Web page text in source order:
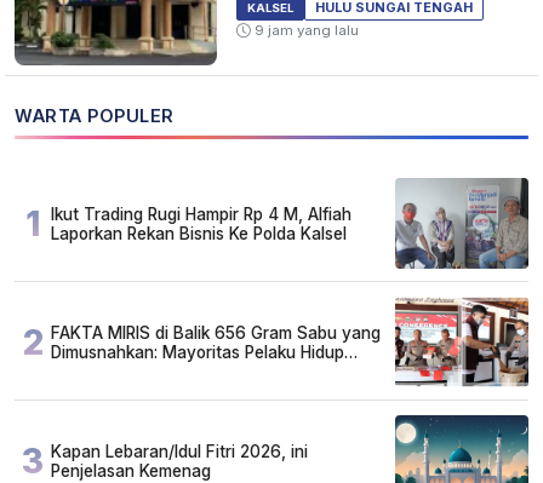
KALSEL
HULU SUNGAI TENGAH
9 jam yang lalu
WARTA POPULER
1
Ikut Trading Rugi Hampir Rp 4 M, Alfiah
Laporkan Rekan Bisnis Ke Polda Kalsel
2 FAKTA MIRIS di Balik 656 Gram Sabu yang
Dimusnahkan: Mayoritas Pelaku Hidup
3 Kapan Lebaran/Idul Fitri 2026, ini
Penjelasan Kemenag